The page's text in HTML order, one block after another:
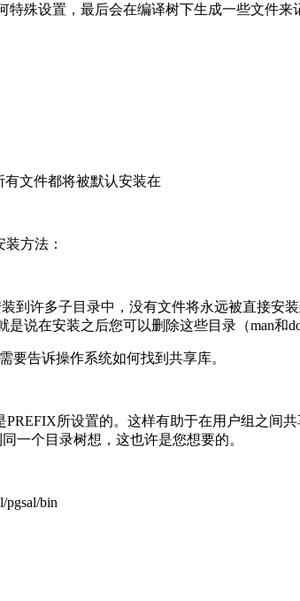
殊设置，最后会在编译树下生成一些文件
文件都将被默认安装在
方法：
到许多子目录中，没有文件将永远被直接
说在安装之后您可以删除这些目录（man和
要告诉操作系统如何找到共享库。
所设置的。这样有助于在用户组之间
一个目录树想，这也许是您想要的。
bin